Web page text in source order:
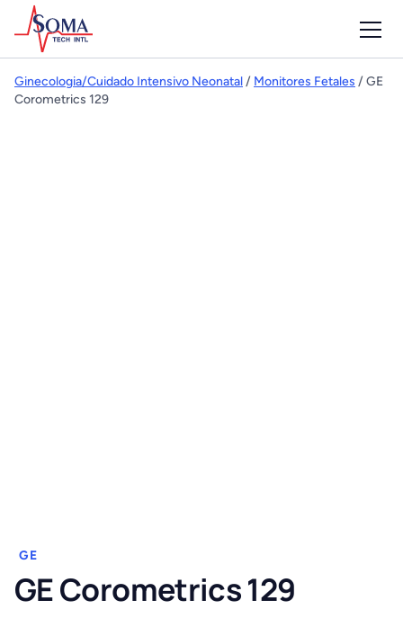
Ginecologia/Cuidado Intensivo Neonatal/ Monitores Fetales / GE
Corometrics 129
GE
GE Corometrics 129